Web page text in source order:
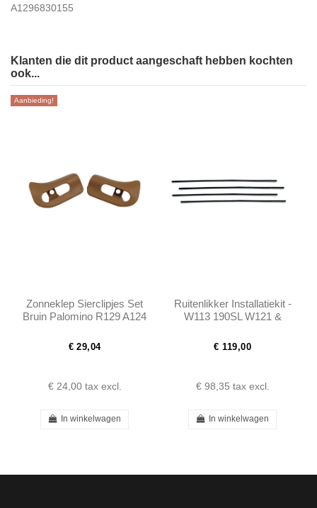
A1296830155
Klanten die dit product aangeschaft hebben kochten
ook...
Aanbieding!
Zonneklep Sierclipjes Set
Bruin Palomino R129 A124
A1298110561
€ 29,04
€ 24,00 tax excl.
In winkelwagen
Ruitenlikker Installatiekit -
W113 190SL W121 &
€ 119,00
€ 98,35 tax excl.
In winkelwagen